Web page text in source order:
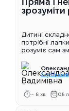
зрозуміти
Дитині
потрібні
розуміє сам
2 публікації
~ 8 хв. 08